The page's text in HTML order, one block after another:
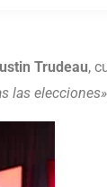
Trudeau,
las elecciones»